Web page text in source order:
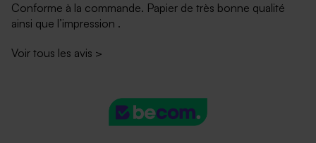
Conforme à la commande. Papier de très bonne qualité
ainsi que l’impression .
Voir tous les avis >